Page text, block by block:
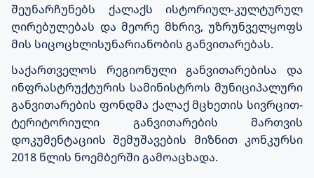
შეუნარჩუნებს
ქალაქს ისტორიულ-კულტურულ
ღირებულებას და მეორე მხრივ, უზრუნველყოფს
მის სიცოცხლისუნარიანობის განვითარებას.
საქართველოს
რეგიონული განვითარებისა
და
ინფრასტრუქტურის სამინისტროს მუნიციპალური
განვითარების ფონდმა ქალაქ მცხეთის სივრცით-
ტერიტორიული
განვითარების
მართვის
დოკუმენტაციის შემუშავების მიზნით კონკურსი
2018 წლის ნოემბერშიგამოაცხადა.